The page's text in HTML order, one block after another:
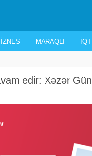
MARAQLI
edir: Xəzər